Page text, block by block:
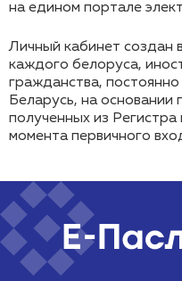
на едином портале
Личный кабинет создан
каждого белоруса,
гражданства,
Беларусь, на основании
полученных из Регистра
момента первичного